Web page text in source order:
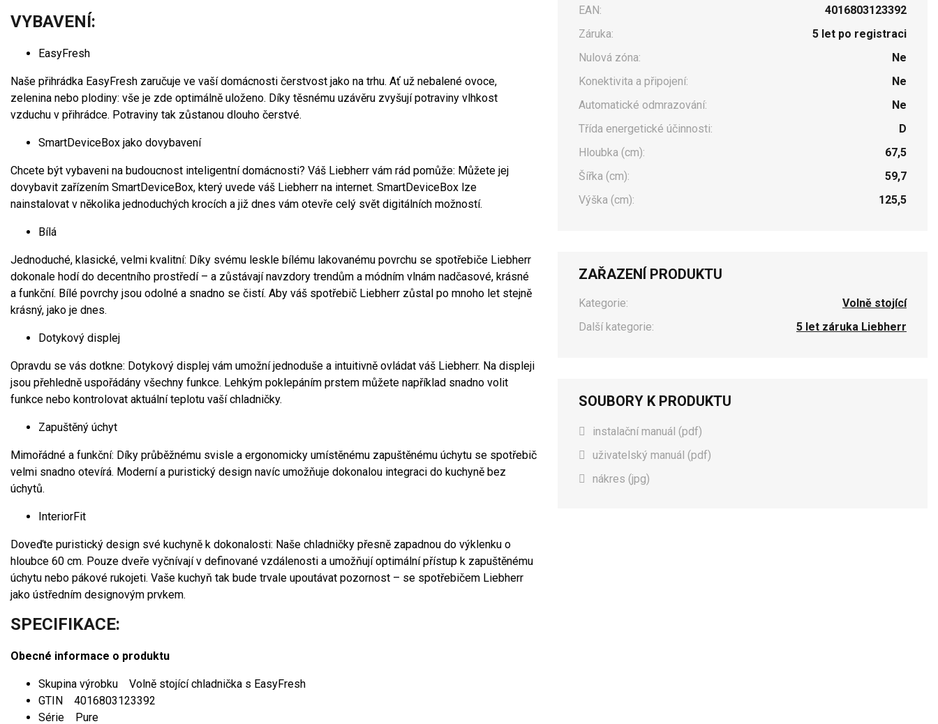
VYBAVENÍ:
EasyFresh
Naše přihrádka EasyFresh zaručuje ve vaší domácnosti čerstvost jako na trhu. Ať už nebalené ovoce,
zelenina nebo plodiny: vše je zde optimálně uloženo. Díky těsnému uzávěru zvyšují potraviny vlhkost
vzduchu v přihrádce. Potraviny tak zůstanou dlouho čerstvé.
SmartDeviceBox jako dovybavení
Chcete být vybaveni na budoucnost inteligentní domácnosti? Váš Liebherr vám rád pomůže: Můžete jej
dovybavit zařízením SmartDeviceBox, který uvede váš Liebherr na internet. SmartDeviceBox lze
nainstalovat v několika jednoduchých krocích a již dnes vám otevře celý svět digitálních možností.
Bílá
Jednoduché, klasické, velmi kvalitní: Díky svému leskle bílému lakovanému povrchu se spotřebiče Liebherr
dokonale hodí do decentního prostředí – a zůstávají navzdory trendům a módním vlnám nadčasové, krásné
a funkční. Bílé povrchy jsou odolné a snadno se čistí. Aby váš spotřebič Liebherr zůstal po mnoho let stejně
krásný, jako je dnes.
Dotykový displej
Opravdu se vás dotkne: Dotykový displej vám umožní jednoduše a intuitivně ovládat váš Liebherr. Na displeji
jsou přehledně uspořádány všechny funkce. Lehkým poklepáním prstem můžete například snadno volit
funkce nebo kontrolovat aktuální teplotu vaší chladničky.
Zapuštěný úchyt
Mimořádné a funkční: Díky průběžnému svisle a ergonomicky umístěnému zapuštěnému úchytu se spotřebič
velmi snadno otevírá. Moderní a puristický design navíc umožňuje dokonalou integraci do kuchyně bez
úchytů.
InteriorFit
Doveďte puristický design své kuchyně k dokonalosti: Naše chladničky přesně zapadnou do výklenku o
hloubce 60 cm. Pouze dveře vyčnívají v definované vzdálenosti a umožňují optimální přístup k zapuštěnému
úchytu nebo pákové rukojeti. Vaše kuchyň tak bude trvale upoutávat pozornost – se spotřebičem Liebherr
jako ústředním designovým prvkem.
SPECIFIKACE:
Obecné informace o produktu
Skupina výrobku Volně stojící chladnička s EasyFresh
GTIN 4016803123392
Série Pure
EAN:
4016803123392
Záruka:
5 let po registraci
Nulová zóna:
Ne
Konektivita a připojení:
Ne
Automatické odmrazování:
Ne
Třída energetické účinnosti:
D
Hloubka (cm):
67,5
Šířka (cm):
59,7
Výška (cm):
125,5
ZAŘAZENÍ PRODUKTU
Kategorie:
Volně stojící
Další kategorie:
5 let záruka Liebherr
SOUBORY K PRODUKTU
instalační manuál (pdf)
uživatelský manuál (pdf)
nákres (jpg)